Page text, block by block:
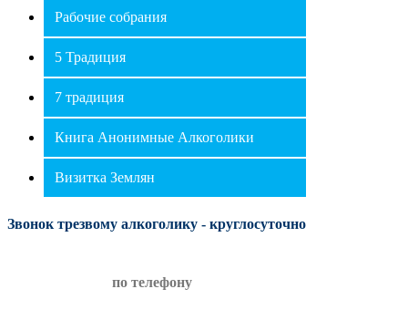
Рабочие собрания
5 Традиция
7 традиция
Книга Анонимные Алкоголики
Визитка Землян
Звонок трезвому алкоголику - круглосуточно
по телефонуЯ согласен на обработку персональных данных
в соответствии с